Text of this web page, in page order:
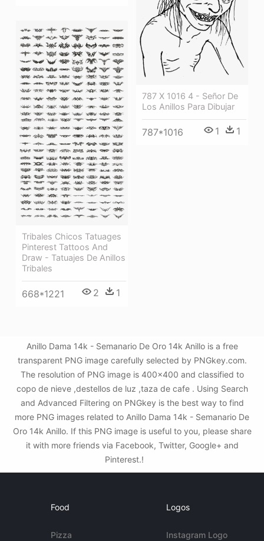
787 X 1016 4 - Señor De
Los Anillos Para Dibujar
787*1016 1 1
Tribales Chicos Tatuages
Pinterest Tattoos And
Draw - Tatuajes De Anillos
Tribales
668*1221 2 1
Anillo Dama 14k - Semanario De Oro 14k Anillo is a free
transparent PNG image carefully selected by PNGkey.com.
The resolution of PNG image is 400x400 and classified to
copo de nieve ,destellos de luz ,taza de cafe . Using Search
and Advanced Filtering on PNGkey is the best way to find
more PNG images related to Anillo Dama 14k - Semanario De
Oro 14k Anillo. If this PNG image is useful to you, please share
it with more friends via Facebook, Twitter, Google+ and
Pinterest.!
Food
Pizza
Logos
Instagram Logo